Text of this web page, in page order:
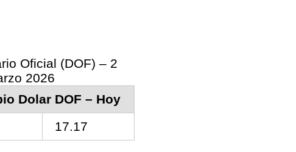
Oficial (DOF) – 2
2026
Dolar DOF – Hoy
17.17